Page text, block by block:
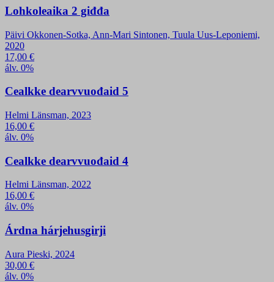
Lohkoleaika 2 giđđa
Päivi Okkonen-Sotka, Ann-Mari Sintonen, Tuula Uus-Leponiemi,
2020
17,00 €
álv. 0%
Cealkke dearvvuođaid 5
Helmi Länsman, 2023
16,00 €
álv. 0%
Cealkke dearvvuođaid 4
Helmi Länsman, 2022
16,00 €
álv. 0%
Árdna hárjehusgirji
Aura Pieski, 2024
30,00 €
álv. 0%